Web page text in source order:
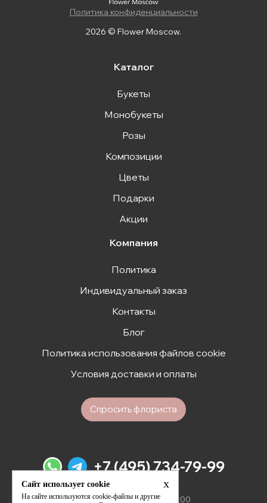
Политика конфиденциальности
2026 © Flower Moscow.
Каталог
Букеты
Монобукеты
Розы
Композиции
Цветы
Подарки
Акции
Компания
Политика
Индивидуальный заказ
Контакты
Блог
Политика использования файлов cookie
Условия доставки и оплаты
Спросить флориста
+7 (495) 734-79-99
Мы открыты для вас
ежедневно с 09:00 до 21:00
x
Сайт использует cookie
На сайте используются cookie-файлы и другие